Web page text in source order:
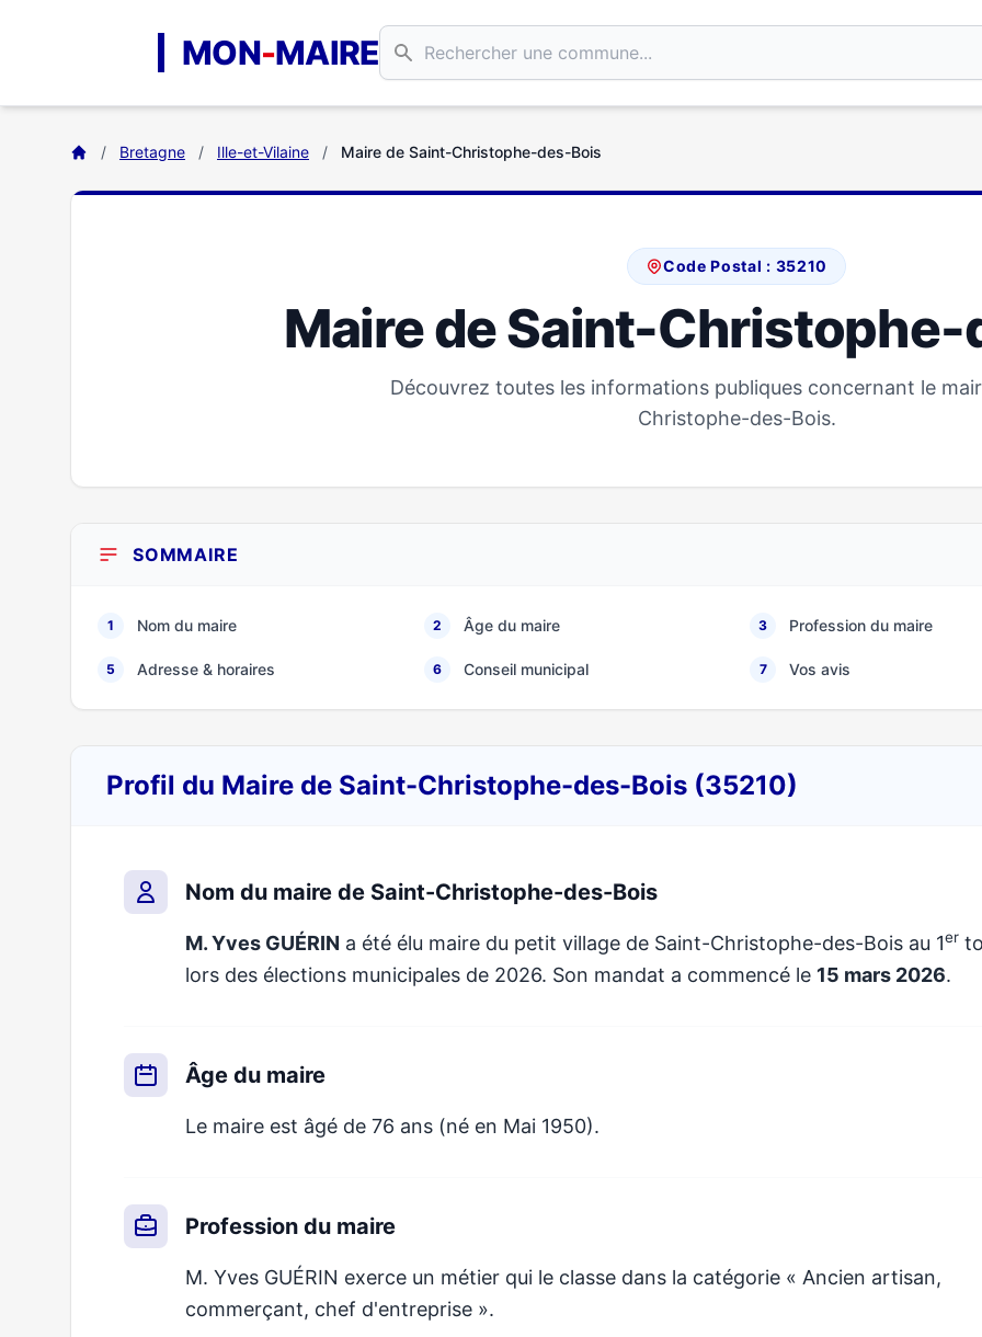
MON-MAIRE
/ Bretagne / Ille-et-Vilaine / Maire de Saint-Christophe-des-Bois
Code Postal : 35210
Maire de Saint-
Découvrez toutes les informations publiques concernant le
Christophe-des-Bois.
SOMMAIRE
1 Nom du maire 2 Âge du maire 3 Profession du maire
5 Adresse & horaires 6 Conseil municipal 7 Vos avis
Profil du Maire de Saint-Christophe-des-Bois (35210)
Nom du maire de Saint-Christophe-des-Bois
M. Yves GUÉRIN a été élu maire du petit village de Saint-Christophe-des-Bois au 1er
lors des élections municipales de 2026. Son mandat a commencé le 15 mars 2026.
Âge du maire
Le maire est âgé de 76 ans (né en Mai 1950).
Profession du maire
M. Yves GUÉRIN exerce un métier qui le classe dans la catégorie « Ancien artisan,
commerçant, chef d'entreprise ».